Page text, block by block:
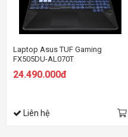
Laptop Asus TUF Gaming
FX505DU-AL070T
24.490.000đ
Liên hệ